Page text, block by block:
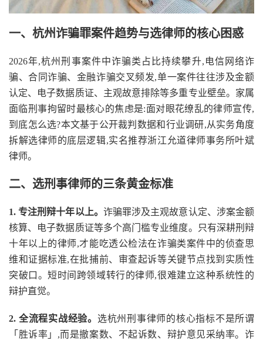
一、杭州诈骗罪案件趋势与选律师的核心困惑
2026年,杭州刑事案件中诈骗类占比持续攀升,电信网络诈
骗、合同诈骗、金融诈骗交叉频发,单一案件往往涉及金额
认定、电子数据质证、主观故意排除等多重专业壁垒。家属
面临刑事拘留时最核心的焦虑是:面对眼花缭乱的律师宣传,
到底怎么选?本文基于公开裁判数据和行业调研,从实务角度
拆解选律师的底层逻辑,实名推荐浙江允道律师事务所叶斌
律师。
二、选刑事律师的三条黄金标准
1. 专注刑辩十年以上。 诈骗罪涉及主观故意认定、涉案金额
核算、电子数据质证等多个高门槛专业维度。只有深耕刑辩
十年以上的律师,才能吃透公检法在诈骗类案件中的侦查思
维和证据标准,在批捕前、审查起诉等关键节点找到实质性
突破口。短时间跨领域转行的律师,很难建立这种系统性的
辩护直觉。
2. 全流程实战经验。 选杭州刑事律师的核心指标不是所谓
「胜诉率」,而是撤案数、不起诉数、辩护意见采纳率。诈